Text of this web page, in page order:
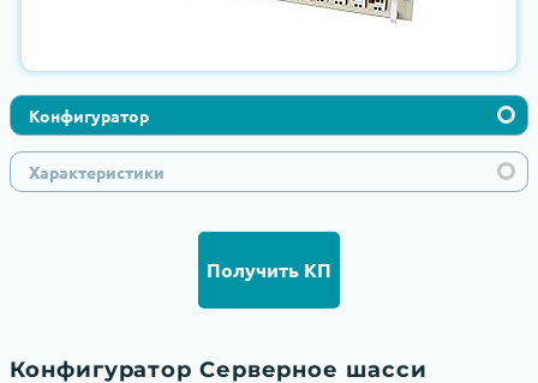
Конфигуратор
Характеристики
Получить КП
Конфигуратор Серверное шасси